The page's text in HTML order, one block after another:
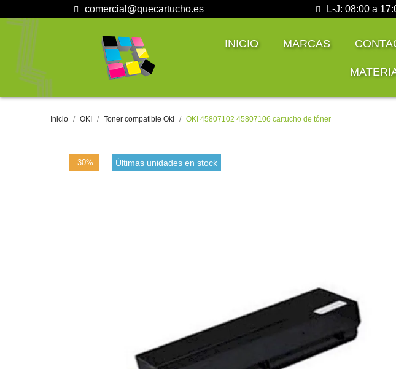
comercial@quecartucho.es L-J: 08:00 a
INICIO MARCAS
Inicio OKI Toner compatible Oki OKI 45807102 45807106 cartucho de tóner
-30% Últimas unidades en stock